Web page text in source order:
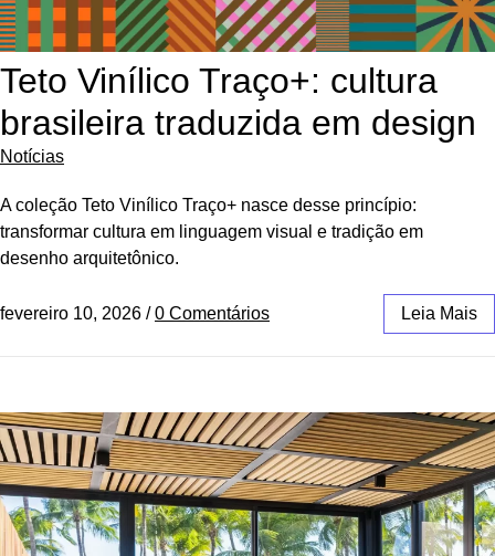
Teto Vinílico Traço+: cultura
brasileira traduzida em design
Notícias
A coleção Teto Vinílico Traço+ nasce desse princípio:
transformar cultura em linguagem visual e tradição em
desenho arquitetônico.
fevereiro 10, 2026 / 0 Comentários Leia Mais